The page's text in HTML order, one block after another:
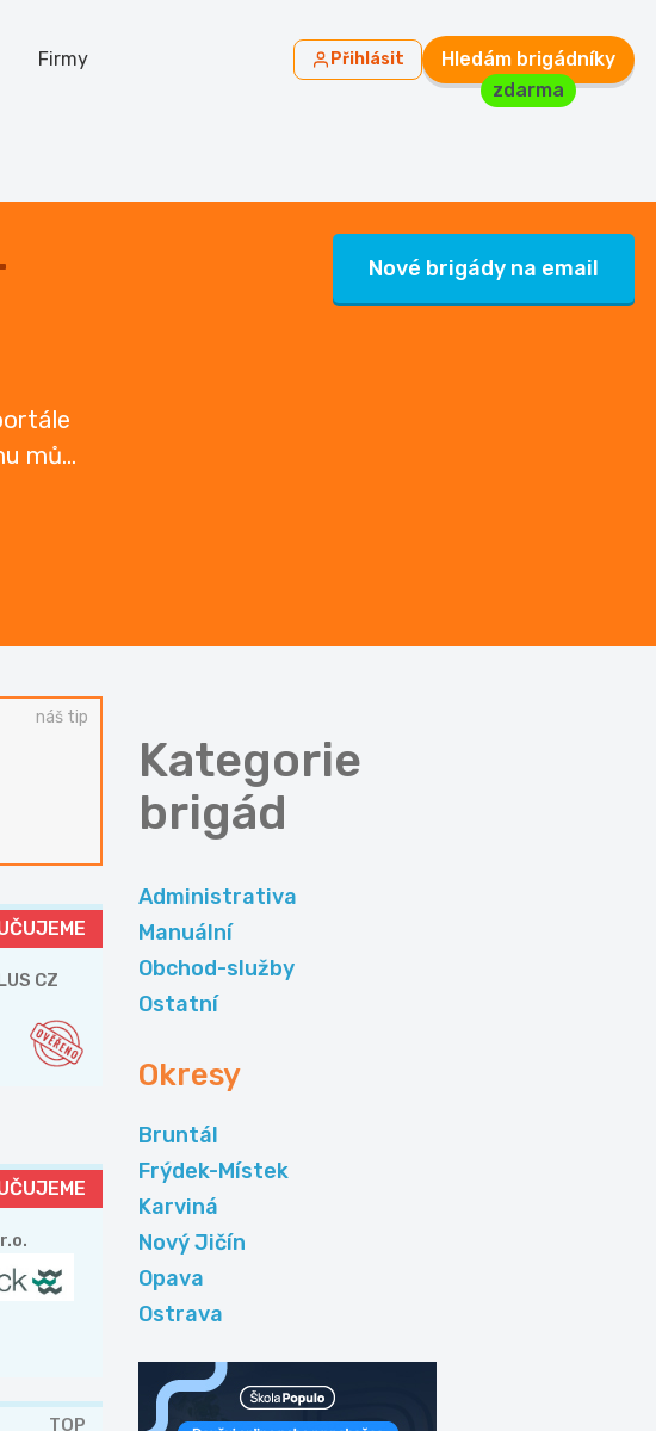
Firmy Přihlásit
Hledám brigádníky
zdarma
mů...
Nové brigády na email
náš tip
CZ
TOP
Kategorie
brigád
Administrativa
Manuální
Obchod-služby
Ostatní
Okresy
Bruntál
Frýdek-Místek
Karviná
Nový Jičín
Opava
Ostrava